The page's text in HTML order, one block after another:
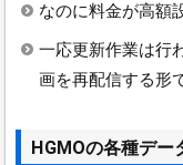
なのに料金が高額
一応更新作業は行
画を再配信する形
HGMOの各種デー